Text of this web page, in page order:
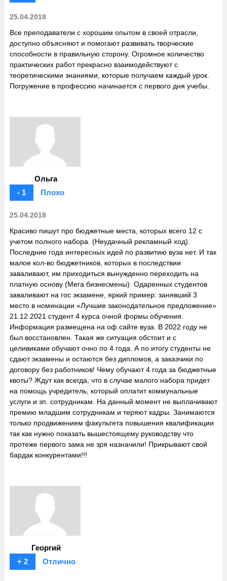
25.04.2018
Все преподаватели с хорошим опытом в своей отрасли,
доступно объясняют и помогают развивать творческие
способности в правильную сторону. Огромное количество
практических работ прекрасно взаимодействуют с
теоретическими знаниями, которые получаем каждый урок.
Погружение в профессию начинается с первого дня учебы.
Ольга
- 1
Плохо
25.04.2018
Красиво пишут про бюджетные места, которых всего 12 с
учетом полного набора. (Неудачный рекламный ход).
Последние года интересных идей по развитию вуза нет. И так
малое кол-во бюджетников, которых в последствии
заваливают, им приходиться вынужденно переходить на
платную основу (Мега бизнесмены). Одаренных студентов
заваливают на гос экзамене, яркий пример: занявший 3
место в номинации «Лучшие законодательное предложение»
21.12.2021 студент 4 курса очной формы обучения.
Информация размещена на оф.сайте вуза. В 2022 году не
был восстановлен. Такая же ситуация обстоит и с
целивиками обучают очно по 4 года. А по итогу студенты не
сдают экзамены и остаются без дипломов, а заказчики по
договору без работников! Чему обучают 4 года за бюджетные
квоты? Ждут как всегда, что в случае малого набора придет
на помощь учредитель, который оплатит коммунальные
услуги и зп. сотрудникам. На данный момент не выплачивают
премию младшим сотрудникам и теряют кадры. Занимаются
только продвижением факультета повышения квалификации
так как нужно показать вышестоящему руководству что
протеже первого зама не зря назначили! Прикрывают свой
бардак конкурентами!!!
Георгий
+ 2
Отлично